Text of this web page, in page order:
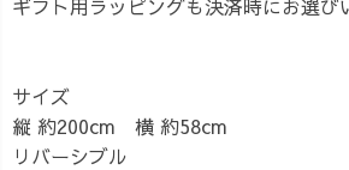
ギフト用ラッピングも決済時にお選び
サイズ
縦 約200cm 横 約58cm
リバーシブル